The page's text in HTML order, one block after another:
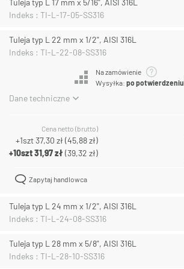
Tuleja typ L 17 mm x 5/16", AISI 316L
Indeks : TI-L-17-05-SS316
Tuleja typ L 22 mm x 1/2", AISI 316L
Indeks : TI-L-22-08-SS316
Na zamówienie
Wysyłka: po potwierdzeniu
Dane techniczne
Cena netto (brutto)
+1szt37,30 zł(45,88 zł)
+10szt31,97 zł(39,32 zł)
Zapytaj handlowca
Tuleja typ L 24 mm x 1/2", AISI 316L
Indeks : TI-L-24-08-SS316
Tuleja typ L 28 mm x 5/8", AISI 316L
Indeks : TI-L-28-10-SS316